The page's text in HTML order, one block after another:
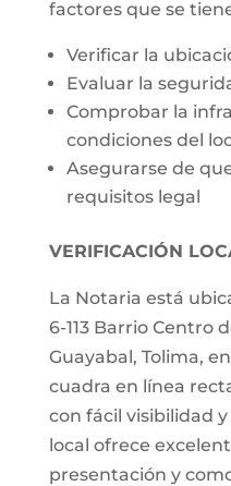
factores que se
Verificar la
Evaluar la
Comprobar la
condiciones del
Asegurarse de
requisitos legal
VERIFICACIÓN
La Notaria está
6-113 Barrio Centro
Guayabal, Tolima,
cuadra en línea
con fácil visibilidad
local ofrece
presentación y